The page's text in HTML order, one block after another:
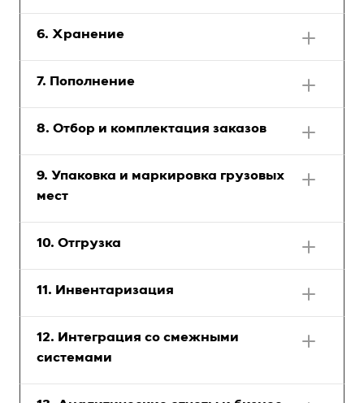
6. Хранение
7. Пополнение
8. Отбор и комплектация заказов
9. Упаковка и маркировка грузовых
мест
10. Отгрузка
11. Инвентаризация
12. Интеграция со смежными
системами